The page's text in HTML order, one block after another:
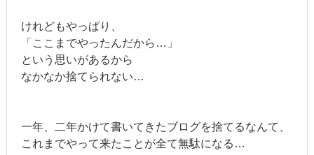
けれどもやっぱり、
「ここまでやったんだから…」
という思いがあるから
なかなか捨てられない…
一年、二年かけて書いてきたブログを捨てるなんて、
これまでやって来たことが全て無駄になる…